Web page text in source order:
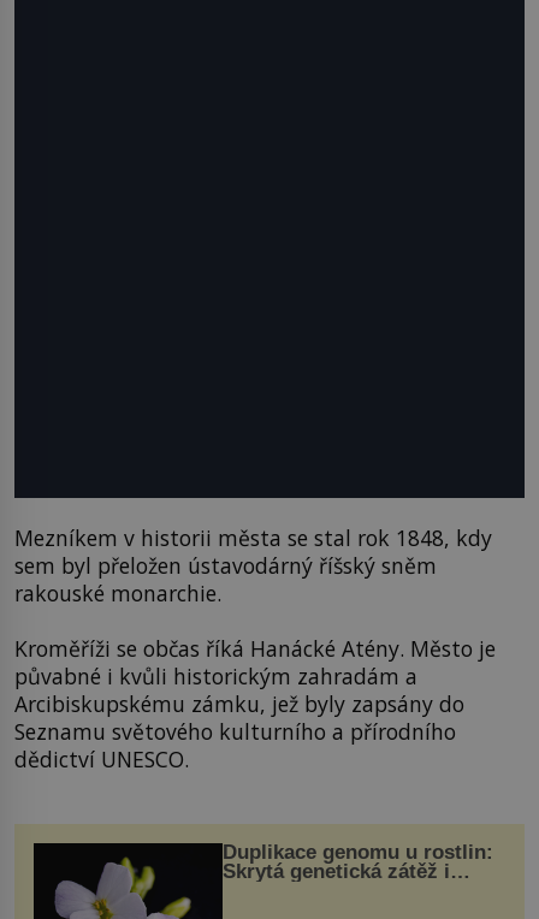
Mezníkem v historii města se stal rok 1848, kdy
sem byl přeložen ústavodárný říšský sněm
rakouské monarchie.
Kroměříži se občas říká Hanácké Atény. Město je
půvabné i kvůli historickým zahradám a
Arcibiskupskému zámku, jež byly zapsány do
Seznamu světového kulturního a přírodního
dědictví UNESCO.
Duplikace genomu u rostlin:
Skrytá genetická zátěž i